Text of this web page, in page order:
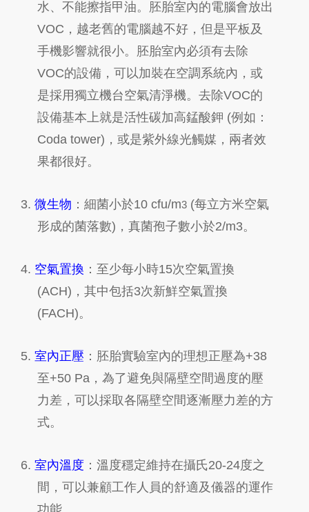
水、不能擦指甲油。胚胎室內的電腦會放出
VOC ，越老舊的電腦越不好，但是平板及
手機影響就很小。胚胎室內必須有去除
VOC的設備，可以加裝在空調系統內，或
是採用獨立機台空氣清淨機。去除VOC的
設備基本上就是活性碳加高錳酸鉀 (例如 ：
Coda tower) ，或是紫外線光觸媒，兩者效
果都很好。
3. 微生物 ：細菌小於10 cfu/m3 (每立方米空氣
形成的菌落數) ，真菌孢子數小於2/m3。
4. 空氣置換 ：至少每小時15次空氣置換
(ACH) ，其中包括3次新鮮空氣置換
(FACH)。
5. 室內正壓 ：胚胎實驗室內的理想正壓為+38
至+50 Pa ，為了避免與隔壁空間過度的壓
力差，可以採取各隔壁空間逐漸壓力差的方
式。
6. 室內溫度 ：溫度穩定維持在攝氏20-24度之
間，可以兼顧工作人員的舒適及儀器的運作
功能。